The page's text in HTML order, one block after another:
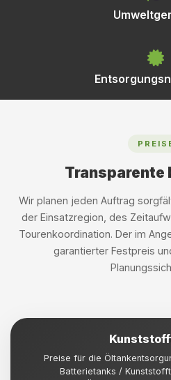
Transparente
Wir planen jeden Auftrag
der Einsatzregion, des
Tourenkoordination. Der im
garantierter Festpreis
Preise für die
Batterietanks /